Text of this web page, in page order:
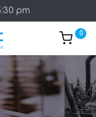
pm
0